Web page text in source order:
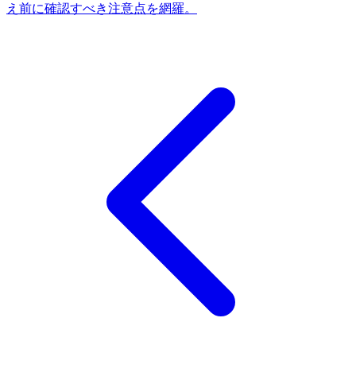
え前に確認すべき注意点を網羅。